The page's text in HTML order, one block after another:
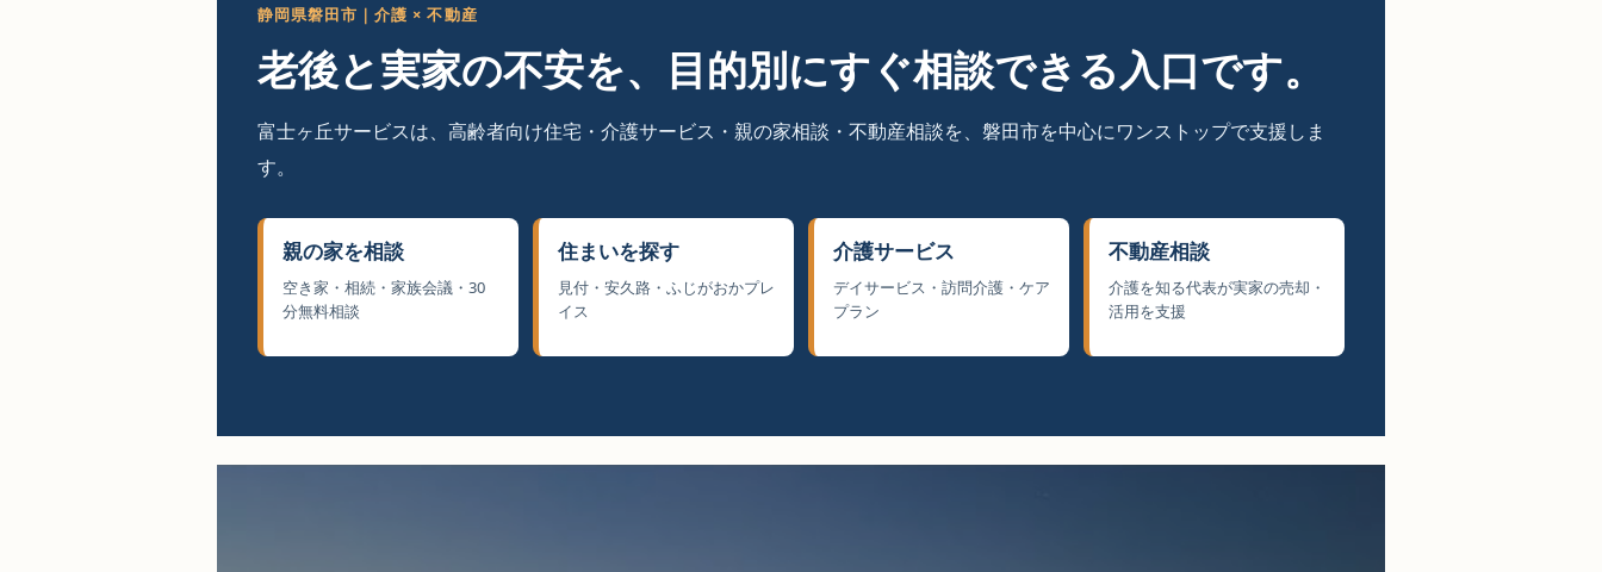
静岡県磐田市｜介護 × 不動産
老後と実家の不安を、目的別にすぐ相談できる入口です。
富士ヶ丘サービスは、高齢者向け住宅・介護サービス・親の家相談・不動産相談を、磐田市を中心にワンストップで支援しま
す。
親の家を相談
空き家・相続・家族会議・30
分無料相談
住まいを探す
見付・安久路・ふじがおかプレ
イス
介護サービス
デイサービス・訪問介護・ケア
プラン
不動産相談
介護を知る代表が実家の売却・
活用を支援